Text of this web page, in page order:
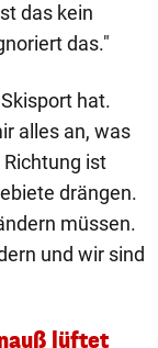
das kein
das."
hat.
alles an, was
ist
drängen.
müssen.
und wir sind
lüftet